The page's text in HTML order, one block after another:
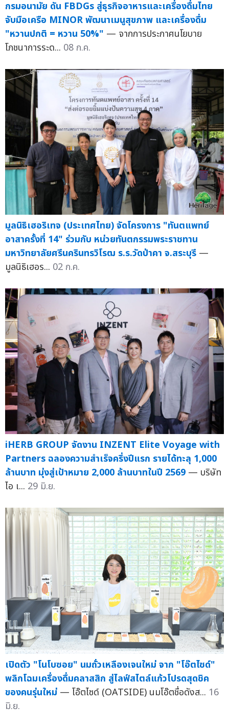
กรมอนามัย ดัน FBDGs สู่ธุรกิจอาหารและเครื่องดื่มไทย
จับมือเครือ MINOR พัฒนาเมนูสุขภาพ และเครื่องดื่ม
"หวานปกติ = หวาน 50%" — จากการประกาศนโยบาย
โภชนาการระด... 08 ก.ค.
มูลนิธิเฮอริเทจ (ประเทศไทย) จัดโครงการ "ทันตแพทย์
อาสาครั้งที่ 14" ร่วมกับ หน่วยทันตกรรมพระราชทาน
มหาวิทยาลัยศรีนครินทรวิโรฒ ร.ร.วัดป่าคา จ.สระบุรี —
มูลนิธิเฮอร... 02 ก.ค.
iHERB GROUP จัดงาน INZENT Elite Voyage with
Partners ฉลองความสำเร็จครึ่งปีแรก รายได้ทะลุ 1,000
ล้านบาท มุ่งสู่เป้าหมาย 2,000 ล้านบาทในปี 2569 — บริษัท
ไอ เ... 29 มิ.ย.
เปิดตัว "โนโบซอย" นมถั่วเหลืองเจนใหม่ จาก "โอ๊ตไซด์"
พลิกโฉมเครื่องดื่มคลาสสิก สู่ไลฟ์สไตล์แก้วโปรดสุดชิค
ของคนรุ่นใหม่ — โอ๊ตไซด์ (OATSIDE) นมโอ๊ตชื่อดังส... 16
มิ.ย.